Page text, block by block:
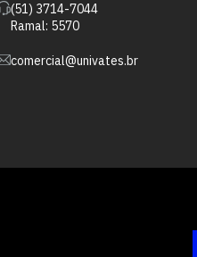
(51) 3714-7044
Ramal: 5570
comercial@univates.br